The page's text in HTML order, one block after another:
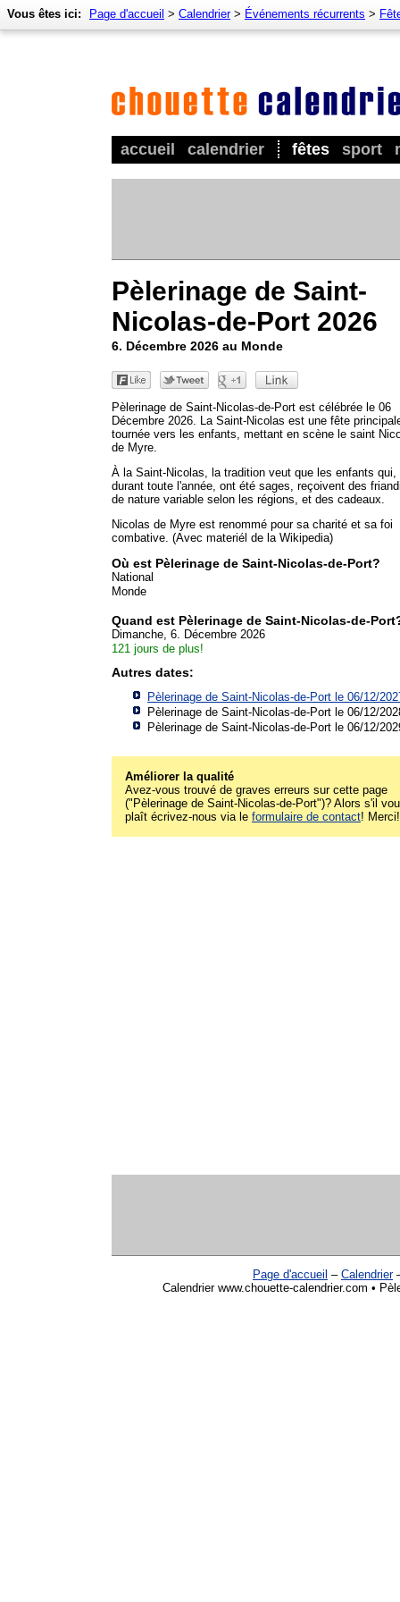
accueil calendrier fêtes sport
Vous êtes ici: Page d'accueil > Calendrier> Événements récurrents >
Pèlerinage de Saint-
Nicolas-de-Port 2026
6. Décembre 2026 au Monde
Pèlerinage de Saint-Nicolas-de-Port est célébrée le 06
Décembre 2026. La Saint-Nicolas est une fête
tournée vers les enfants, mettant en scène le saint
de Myre.
À la Saint-Nicolas, la tradition veut que les enfants qui,
durant toute l'année, ont été sages, reçoivent des
de nature variable selon les régions, et des cadeaux.
Nicolas de Myre est renommé pour sa charité et sa foi
combative. (Avec materiél de la Wikipedia)
Où est Pèlerinage de Saint-Nicolas-de-Port?
National
Monde
Quand est Pèlerinage de Saint-Nicolas-de-
Dimanche, 6. Décembre 2026
121 jours de plus!
Autres dates:
Pèlerinage de Saint-Nicolas-de-Port le 06/12/
Pèlerinage de Saint-Nicolas-de-Port le 06/12/
Pèlerinage de Saint-Nicolas-de-Port le 06/12/
Améliorer la qualité
Avez-vous trouvé de graves erreurs sur cette page
("Pèlerinage de Saint-Nicolas-de-Port")? Alors s'il
plaît écrivez-nous via le formulaire de contact! Merci!
Page d'accueil – Calendrier
Calendrier www.chouette-calendrier.com •